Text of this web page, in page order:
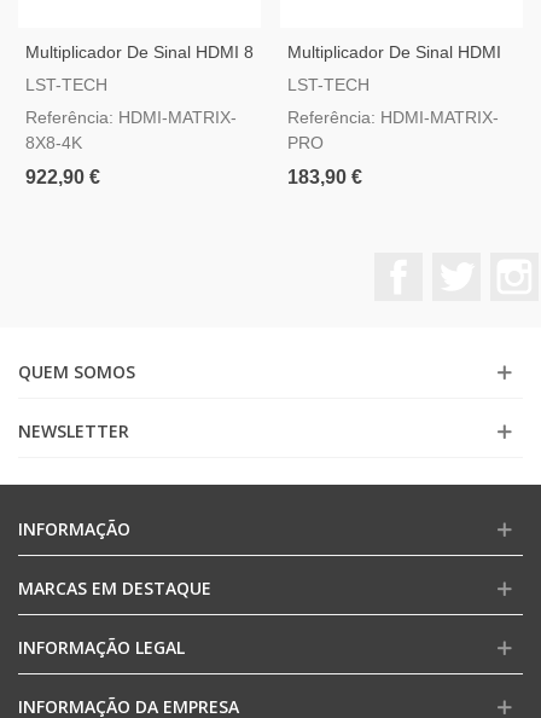
Multiplicador De Sinal HDMI 8
Entradas 4K, 8 Saídas 4K
LST-TECH
Referência: HDMI-MATRIX-
8X8-4K
922,90 €
Multiplicador De Sinal HDMI
Através De IP
LST-TECH
Referência: HDMI-MATRIX-
PRO
183,90 €
QUEM SOMOS
NEWSLETTER
INFORMAÇÃO
MARCAS EM DESTAQUE
INFORMAÇÃO LEGAL
INFORMAÇÃO DA EMPRESA